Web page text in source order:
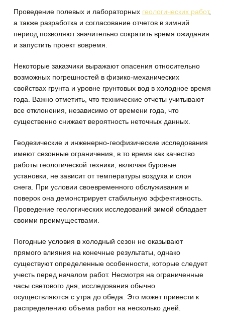
Проведение полевых и лабораторных геологических работ,
а также разработка и согласование отчетов в зимний
период позволяют значительно сократить время ожидания
и запустить проект вовремя.
Некоторые заказчики выражают опасения относительно
возможных погрешностей в физико-механических
свойствах грунта и уровне грунтовых вод в холодное время
года. Важно отметить, что технические отчеты учитывают
все отклонения, независимо от времени года, что
существенно снижает вероятность неточных данных.
Геодезические и инженерно-геофизические исследования
имеют сезонные ограничения, в то время как качество
работы геологической техники, включая буровые
установки, не зависит от температуры воздуха и слоя
снега. При условии своевременного обслуживания и
поверок она демонстрирует стабильную эффективность.
Проведение геологических исследований зимой обладает
своими преимуществами.
Погодные условия в холодный сезон не оказывают
прямого влияния на конечные результаты, однако
существуют определенные особенности, которые следует
учесть перед началом работ. Несмотря на ограниченные
часы светового дня, исследования обычно
осуществляются с утра до обеда. Это может привести к
распределению объема работ на несколько дней.